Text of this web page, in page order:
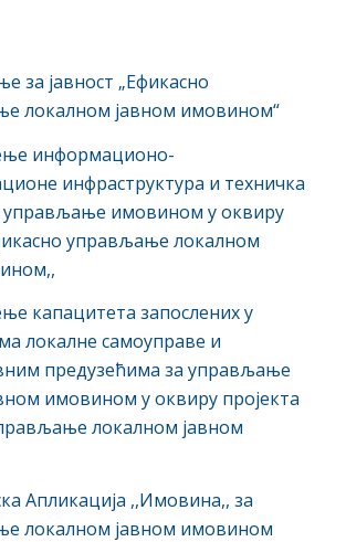
за јавност „Ефикасно
локалном јавном имовином“
информационо-
инфраструктура и техничка
управљање имовином у оквиру
управљање локалном
капацитета запослених у
локалне самоуправе и
предузећима за управљање
имовином у оквиру пројекта
локалном јавном
Апликација ,,Имовина,, за
локалном јавном имовином